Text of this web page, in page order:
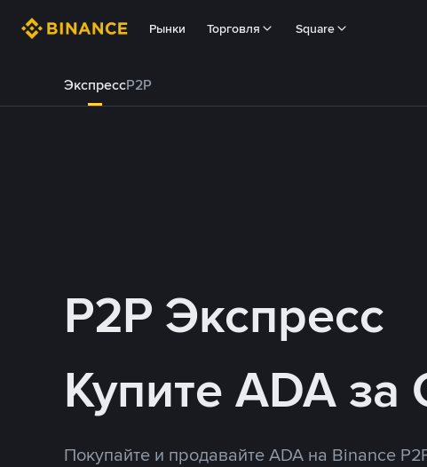
Рынки Торговля Square
ЭкспрессP2P
P2P Экспресс
Купите ADA за
Покупайте и продавайте ADA на Binance